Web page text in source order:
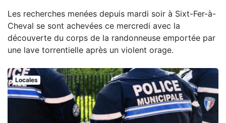
Les recherches menées depuis mardi soir à Sixt-Fer-à-
Cheval se sont achevées ce mercredi avec la
découverte du corps de la randonneuse emportée par
une lave torrentielle après un violent orage.
Locales